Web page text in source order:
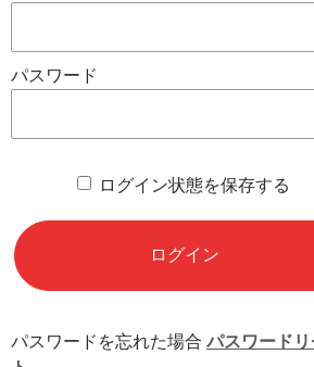
パスワード
ログイン状態を保存する
パスワードを忘れた場合 パスワードリ